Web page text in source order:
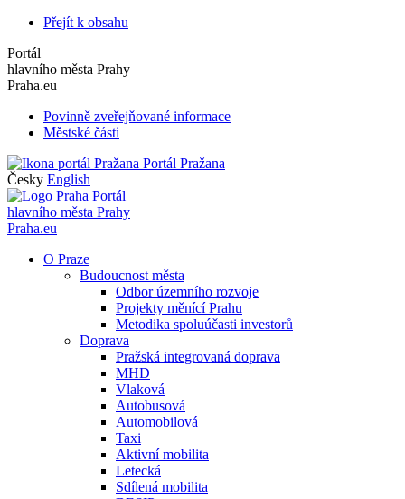
Přejít k obsahu
Portál
hlavního města Prahy
Praha.eu
Povinně zveřejňované informace
Městské části
Portál Pražana
Česky English
Portál
hlavního města Prahy
Praha.eu
O Praze
Budoucnost města
Odbor územního rozvoje
Projekty měnící Prahu
Metodika spoluúčasti investorů
Doprava
Pražská integrovaná doprava
MHD
Vlaková
Autobusová
Automobilová
Taxi
Aktivní mobilita
Letecká
Sdílená mobilita